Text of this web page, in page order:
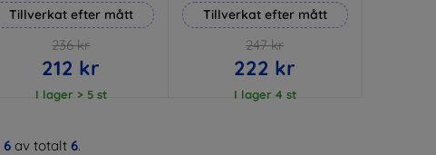
Tillverkat efter mått
236 kr
212 kr
I lager > 5 st
Tillverkat efter mått
247 kr
222 kr
I lager 4 st
6 av totalt 6.